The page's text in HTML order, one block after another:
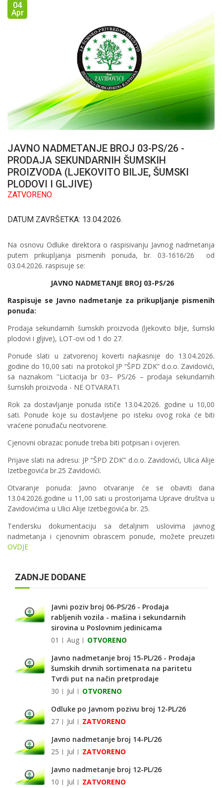
04
Apr
JAVNO NADMETANJE BROJ 03-PS/26 -
PRODAJA SEKUNDARNIH ŠUMSKIH
PROIZVODA (LJEKOVITO BILJE, ŠUMSKI
PLODOVI I GLJIVE)
ZATVORENO
DATUM ZAVRŠETKA: 13.04.2026.
Na osnovu Odluke direktora o raspisivanju Javnog nadmetanja
putem prikupljanja pismenih ponuda, br. 03-1616/26 od
03.04.2026. raspisuje se:
JAVNO NADMETANJE BROJ 03-PS/26
Raspisuje se Javno nadmetanje za prikupljanje pismenih
ponuda:
Prodaja sekundarnih šumskih proizvoda (ljekovito bilje, šumski
plodovi i gljive), LOT-ovi od 1 do 27.
Ponude slati u zatvorenoj koverti najkasnije do 13.04.2026.
godine do 10,00 sati na protokol JP “ŠPD ZDK” d.o.o. Zavidovići,
sa naznakom ''Licitacija br 03– PS/26 – prodaja sekundarnih
šumskih proizvoda - NE OTVARATI.
Rok za dostavljanje ponuda ističe 13.04.2026. godine u 10,00
sati. Ponude koje su dostavljene po isteku ovog roka će biti
vraćene ponuđaču neotvorene.
Cjenovni obrazac ponude treba biti potpisan i ovjeren.
Prijave slati na adresu: JP “ŠPD ZDK” d.o.o. Zavidovići, Ulica Alije
Izetbegovića br.25 Zavidovići.
Otvaranje ponuda: Javno otvaranje će se obaviti dana
13.04.2026.godine u 11,00 sati u prostorijama Uprave društva u
Zavidovićima u Ulici Alije Izetbegovića br. 25.
Tendersku dokumentaciju sa detaljnim uslovima javnog
nadmetanja i cjenovnim obrascem ponude, možete preuzeti
OVDJE
ZADNJE DODANE
Javni poziv broj 06-PS/26 - Prodaja
rabljenih vozila - mašina i sekundarnih
sirovina u Poslovnim jedinicama
01
Aug
OTVORENO
Javno nadmetanje broj 15-PL/26 - Prodaja
šumskih drvnih sortimenata na paritetu
Tvrdi put na način pretprodaje
30
Jul
OTVORENO
Odluke po Javnom pozivu broj 12-PL/26
27
Jul
ZATVORENO
Javno nadmetanje broj 14-PL/26
25
Jul
ZATVORENO
Javno nadmetanje broj 12-PL/26
10
Jul ZATVORENO